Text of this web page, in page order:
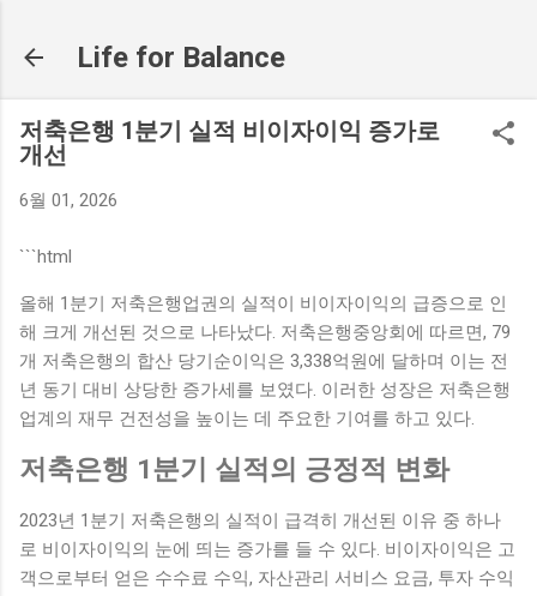
Life for Balance
저축은행 1분기 실적 비이자이익 증가로
개선
6월 01, 2026
```html
올해 1분기 저축은행업권의 실적이 비이자이익의 급증으로 인
해 크게 개선된 것으로 나타났다. 저축은행중앙회에 따르면, 79
개 저축은행의 합산 당기순이익은 3,338억원에 달하며 이는 전
년 동기 대비 상당한 증가세를 보였다. 이러한 성장은 저축은행
업계의 재무 건전성을 높이는 데 주요한 기여를 하고 있다.
저축은행 1분기 실적의 긍정적 변화
2023년 1분기 저축은행의 실적이 급격히 개선된 이유 중 하나
로 비이자이익의 눈에 띄는 증가를 들 수 있다. 비이자이익은 고
객으로부터 얻은 수수료 수익, 자산관리 서비스 요금, 투자 수익